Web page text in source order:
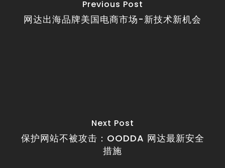
Previous Post
网达出海品牌美国电商市场-新技术新机会
Next Post
保护网站不被攻击：OODDA 网达最新安全
措施